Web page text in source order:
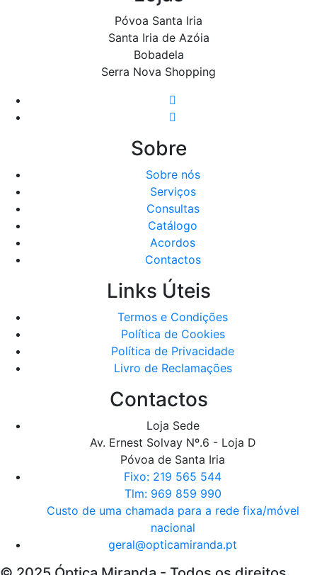
Póvoa Santa Iria
Santa Iria de Azóia
Bobadela
Serra Nova Shopping
Sobre
Sobre nós
Serviços
Consultas
Catálogo
Acordos
Contactos
Links Úteis
Termos e Condições
Política de Cookies
Política de Privacidade
Livro de Reclamações
Contactos
Loja Sede
Av. Ernest Solvay Nº.6 - Loja D
Póvoa de Santa Iria
Fixo: 219 565 544
Tlm: 969 859 990
Custo de uma chamada para a rede fixa/móvel
nacional
geral@opticamiranda.pt